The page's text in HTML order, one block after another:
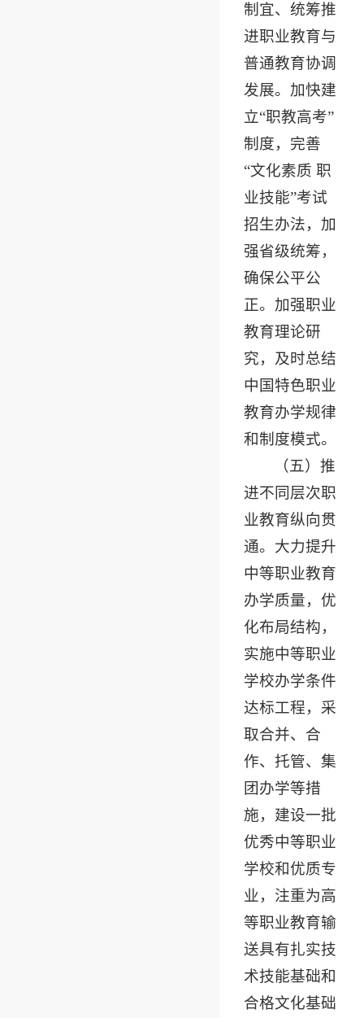
制宜、统筹推
进职业教育与
普通教育协调
发展。加快建
立“职教高考”
制度，完善
“文化素质 职
业技能”考试
招生办法，加
强省级统筹，
确保公平公
正。加强职业
教育理论研
究，及时总结
中国特色职业
教育办学规律
和制度模式。
（五）推
进不同层次职
业教育纵向贯
通。大力提升
中等职业教育
办学质量，优
化布局结构，
实施中等职业
学校办学条件
达标工程，采
取合并、合
作、托管、集
团办学等措
施，建设一批
优秀中等职业
学校和优质专
业，注重为高
等职业教育输
送具有扎实技
术技能基础和
合格文化基础